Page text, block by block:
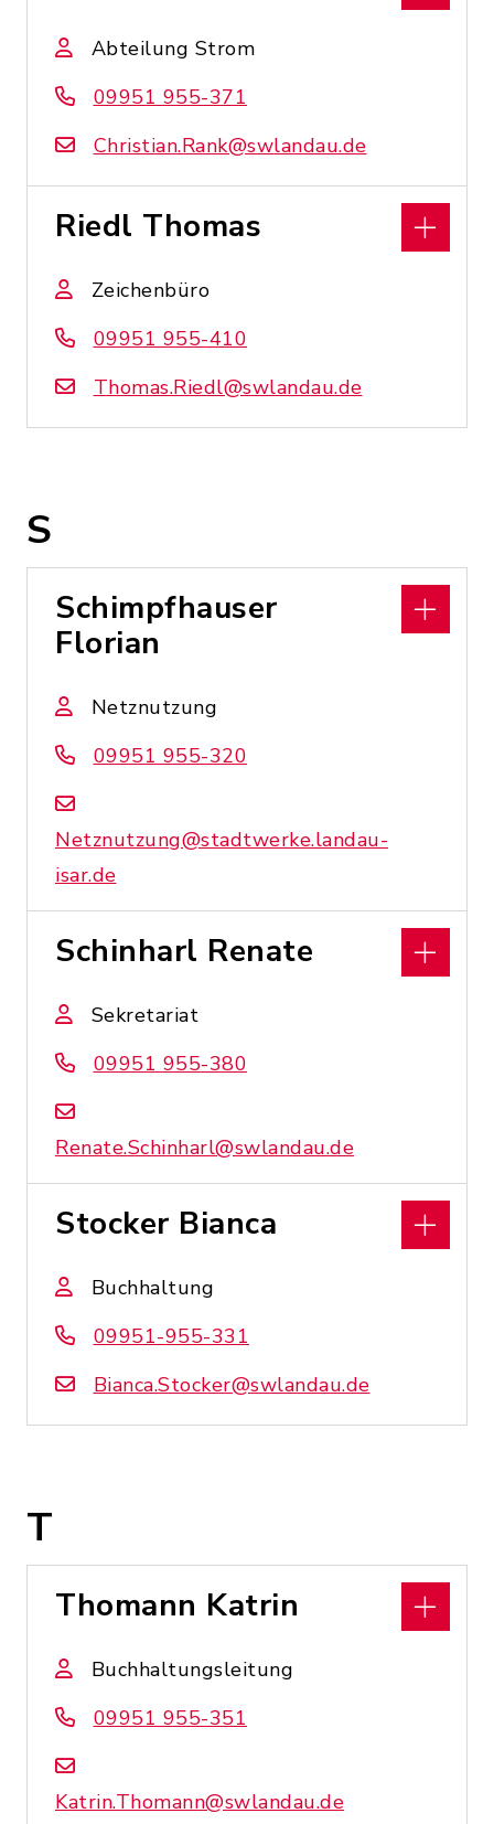
Abteilung Strom
09951 955-371
Christian.Rank@swlandau.de
Riedl Thomas
Zeichenbüro
09951 955-410
Thomas.Riedl@swlandau.de
S
Schimpfhauser
Florian
Netznutzung
09951 955-320
Netznutzung@stadtwerke.landau-
isar.de
Schinharl Renate
Sekretariat
09951 955-380
Renate.Schinharl@swlandau.de
Stocker Bianca
Buchhaltung
09951-955-331
Bianca.Stocker@swlandau.de
T
Thomann Katrin
Buchhaltungsleitung
09951 955-351
Katrin.Thomann@swlandau.de